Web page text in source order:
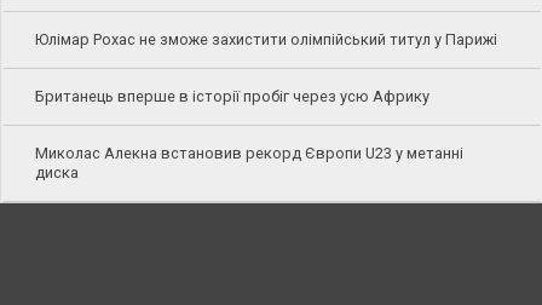
Юлімар Рохас не зможе захистити олімпійський титул у Парижі
Британець вперше в історії пробіг через усю Африку
Миколас Алекна встановив рекорд Європи U23 у метанні
диска